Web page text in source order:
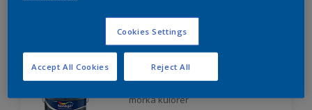
Nordsjö Professional 10
mörka kulörer
Cookies Settings
Reject All
Accept All Cookies